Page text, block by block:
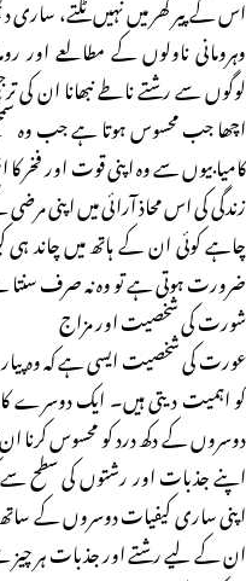
اس کے پیر گھر میں نہیں ٹکتے،
وہرومانی ناولوں کے مطالعے اور
لوگوں سے رشتے ناطے نبھانا ان کی
اچھا جب محسوس ہوتا ہے جب وہ
کامیابیوں سے وہ اپنی قوت اور فخر
زندگی کی اس محاذ آرائی میں اپنی
چاہے کوئی ان کے ہاتھ میں چاند
ضرورت ہوتی ہے تو وہ نہ صرف سنتا
شورت کی شخصیت اور مزاج
عورت کی شخصیت ایسی ہے کہ وہ پیار
کو اہمیت دیتی ہیں۔ ایک دوسرے کا
دوسروں کے دکھ درد کو محسوس
اپنے جذبات اور رشتوں کی سطح
اپنی ساری کیفیات دوسروں کے
ان کے لیے رشتے اور جذبات ہر